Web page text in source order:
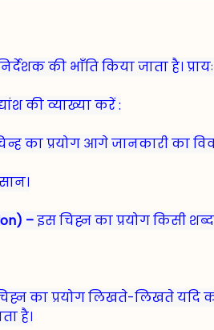
की भाँति किया जाता है।
की व्याख्या करें :
का प्रयोग आगे जानकारी का
–इस चिह्न का प्रयोग किसी
का प्रयोग लिखते-लिखते यदि
है।